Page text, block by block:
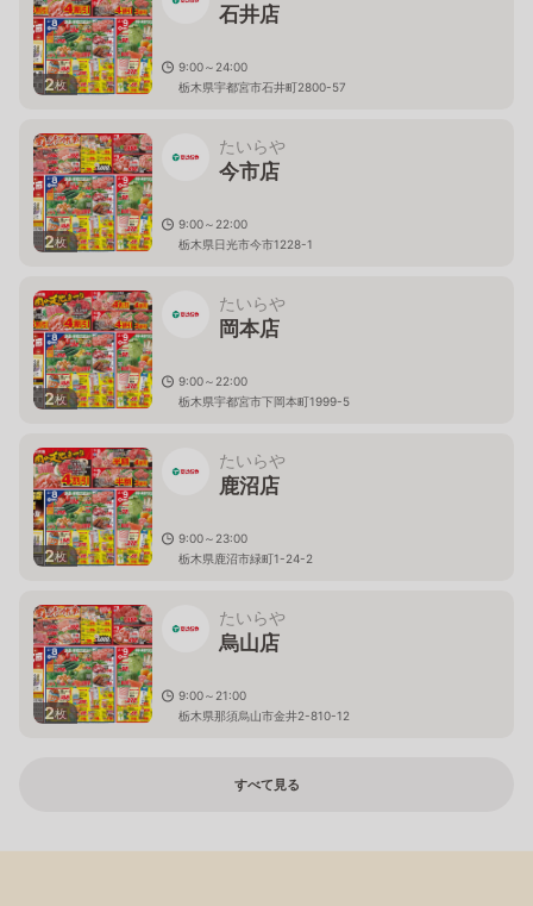
2枚
石井店
9:00～24:00
栃木県宇都宮市石井町2800-57
2枚
たいらや
今市店
9:00～22:00
栃木県日光市今市1228-1
2枚
たいらや
岡本店
9:00～22:00
栃木県宇都宮市下岡本町1999-5
2枚
たいらや
鹿沼店
9:00～23:00
栃木県鹿沼市緑町1-24-2
2枚
たいらや
烏山店
9:00～21:00
栃木県那須烏山市金井2-810-12
すべて見る